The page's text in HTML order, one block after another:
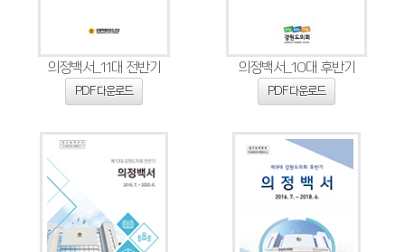
의정백서_11대 전반기
PDF 다운로드
의정백서_10대 후반기
PDF 다운로드